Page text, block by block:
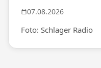
07.08.2026
Foto: Schlager Radio